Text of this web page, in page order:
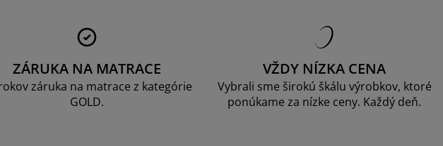
ZÁRUKA NA MATRACE
záruka na matrace z kategórie
GOLD.
VŽDY NÍZKA CENA
Vybrali sme širokú škálu výrobkov, ktoré
ponúkame za nízke ceny. Každý deň.